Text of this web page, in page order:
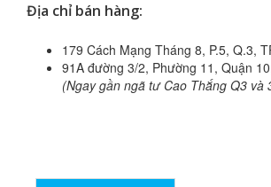
Địa chỉ bán hàng:
179 Cách Mạng Tháng 8, P.5, Q.3,
91A đường 3/2, Phường 11, Quận
(Ngay gần ngã tư Cao Thắng Q3 và